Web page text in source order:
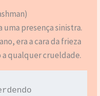
uma presença sinistra.
era a cara da frieza
qualquer crueldade.